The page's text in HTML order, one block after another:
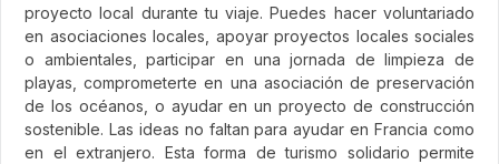
proyecto local durante tu viaje. Puedes hacer voluntariado
en asociaciones locales, apoyar proyectos locales sociales
o ambientales, participar en una jornada de limpieza de
playas, comprometerte en una asociación de preservación
de los océanos, o ayudar en un proyecto de construcción
sostenible. Las ideas no faltan para ayudar en Francia como
en el extranjero. Esta forma de turismo solidario permite